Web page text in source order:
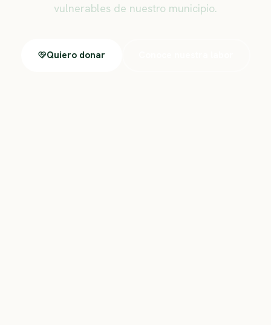
vulnerables de nuestro municipio.
Quiero donar